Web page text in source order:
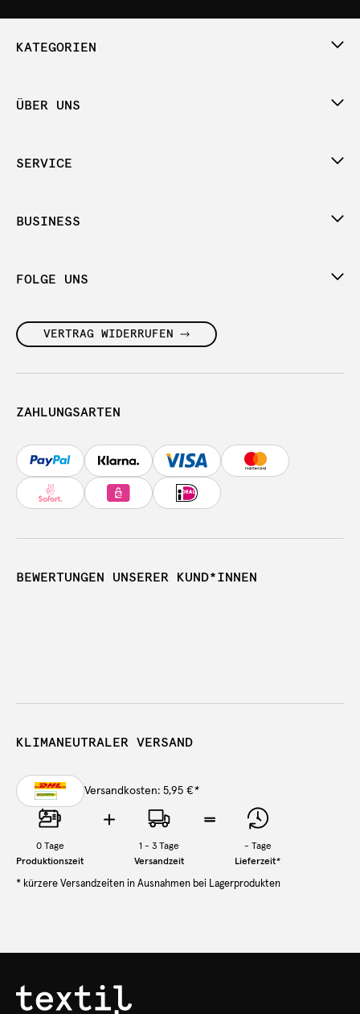
KATEGORIEN
ÜBER UNS
SERVICE
BUSINESS
FOLGE UNS
VERTRAG WIDERRUFEN
ZAHLUNGSARTEN
BEWERTUNGEN UNSERER KUND*INNEN
KLIMANEUTRALER VERSAND
Versandkosten: 5,95 €*
0Tage
Produktionszeit
1 - 3 Tage
Versandzeit
- Tage
Lieferzeit*
* kürzere Versandzeiten in Ausnahmen bei Lagerprodukten